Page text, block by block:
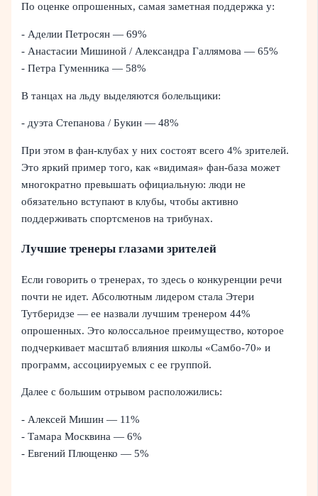
По оценке опрошенных, самая заметная поддержка у:
- Аделии Петросян — 69%
- Анастасии Мишиной / Александра Галлямова — 65%
- Петра Гуменника — 58%
В танцах на льду выделяются болельщики:
- дуэта Степанова / Букин — 48%
При этом в фан-клубах у них состоят всего 4% зрителей.
Это яркий пример того, как «видимая» фан-база может
многократно превышать официальную: люди не
обязательно вступают в клубы, чтобы активно
поддерживать спортсменов на трибунах.
Лучшие тренеры глазами зрителей
Если говорить о тренерах, то здесь о конкуренции речи
почти не идет. Абсолютным лидером стала Этери
Тутберидзе — ее назвали лучшим тренером 44%
опрошенных. Это колоссальное преимущество, которое
подчеркивает масштаб влияния школы «Самбо-70» и
программ, ассоциируемых с ее группой.
Далее с большим отрывом расположились:
- Алексей Мишин — 11%
- Тамара Москвина — 6%
- Евгений Плющенко — 5%